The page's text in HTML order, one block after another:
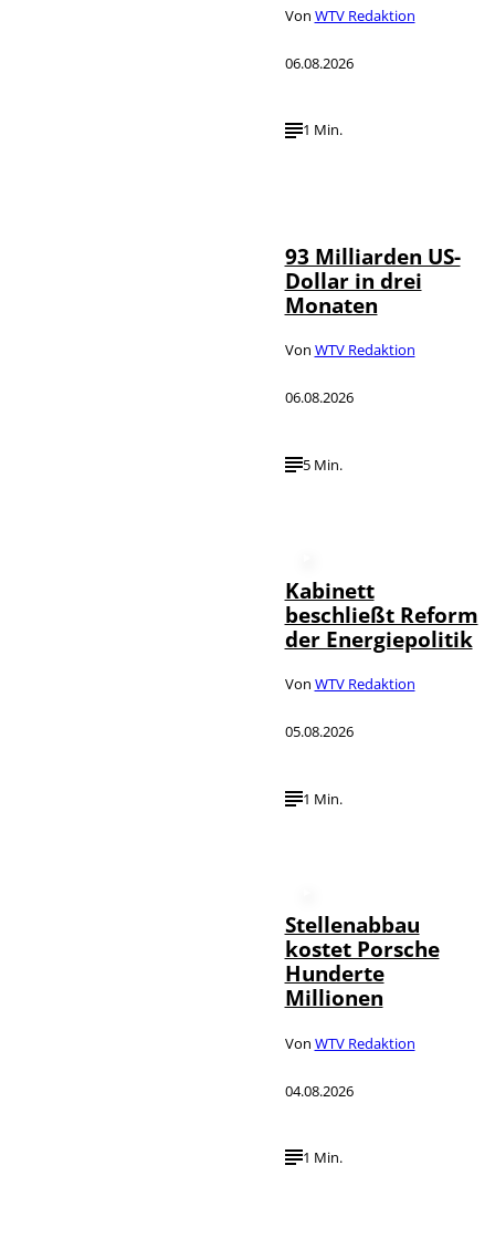
Von WTV Redaktion
06.08.2026
1 Min.
93 Milliarden US-
Dollar in drei
Monaten
Von WTV Redaktion
06.08.2026
5 Min.
Kabinett
beschließt Reform
der Energiepolitik
Von WTV Redaktion
05.08.2026
1 Min.
Stellenabbau
kostet Porsche
Hunderte
Millionen
Von WTV Redaktion
04.08.2026
1 Min.